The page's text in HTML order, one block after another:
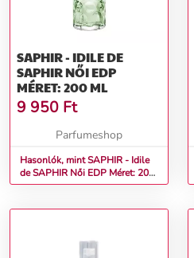
SAPHIR - IDILE DE
SAPHIR NŐI EDP
MÉRET: 200 ML
9 950 Ft
Parfumeshop
Hasonlók, mint SAPHIR - Idile
de SAPHIR Női EDP Méret: 200
ml